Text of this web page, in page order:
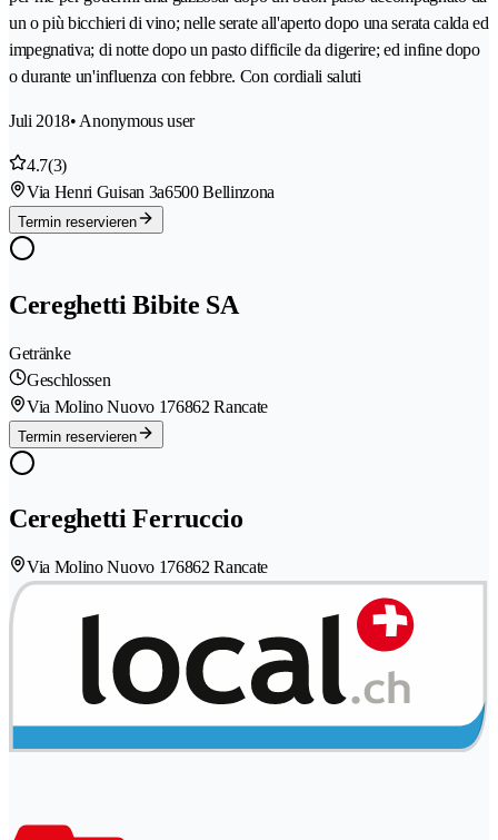
un o più bicchieri di vino; nelle serate all'aperto dopo una serata calda ed
impegnativa; di notte dopo un pasto difficile da digerire; ed infine dopo
o durante un'influenza con febbre. Con cordiali saluti
Juli 2018• Anonymous user
4.7(3)
Via Henri Guisan 3a6500 Bellinzona
Termin reservieren
Cereghetti Bibite SA
Getränke
Geschlossen
Via Molino Nuovo 176862 Rancate
Termin reservieren
Cereghetti Ferruccio
Via Molino Nuovo 176862 Rancate